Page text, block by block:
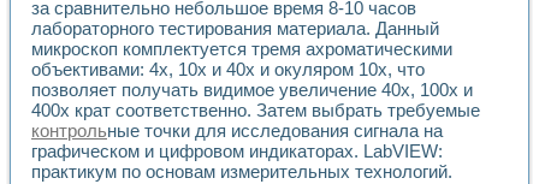
за сравнительно небольшое время 8-10 часов
лабораторного тестирования материала. Данный
микроскоп комплектуется тремя ахроматическими
объективами: 4х, 10х и 40х и окуляром 10х, что
позволяет получать видимое увеличение 40х, 100х и
400х крат соответственно. Затем выбрать требуемые
контрольные точки для исследования сигнала на
графическом и цифровом индикаторах. LabVIEW:
практикум по основам измерительных технологий.